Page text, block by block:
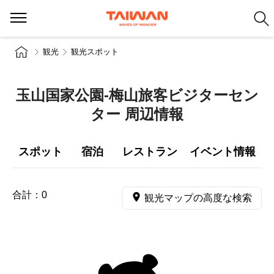
観光 観光スポット
玉山国家公園-梅山旅客ビジターセン
ター 周辺情報
スポット 宿泊 レストラン イベント情報
合計： 0 観光マップの高度な検索